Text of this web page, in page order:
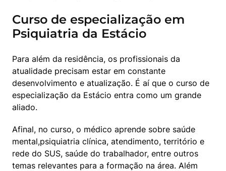
Curso de especialização em
Psiquiatria da Estácio
Para além da residência, os profissionais da
atualidade precisam estar em constante
desenvolvimento e atualização. É aí que o curso de
especialização da Estácio entra como um grande
aliado.
Afinal, no curso, o médico aprende sobre saúde
mental,psiquiatria clínica, atendimento, território e
rede do SUS, saúde do trabalhador, entre outros
temas relevantes para a formação na área. Além